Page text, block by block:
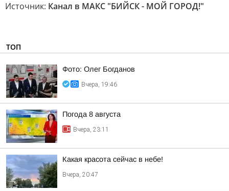
Источник: Канал в МАКС "БИЙСК - МОЙ ГОРОД!"
ТОП
Фото: Олег Богданов
Вчера, 19:46
Погода 8 августа
Вчера, 23:11
Какая красота сейчас в небе!
Вчера, 20:47